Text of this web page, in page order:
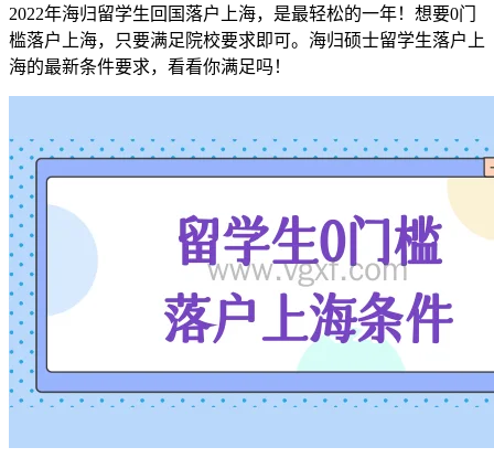
2022年海归留学生回国落户上海，是最轻松的一年！想要0门
槛落户上海，只要满足院校要求即可。海归硕士留学生落户上
海的最新条件要求，看看你满足吗！